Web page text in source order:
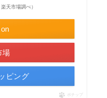
天市場調べ）
場
ピング
ポチップ